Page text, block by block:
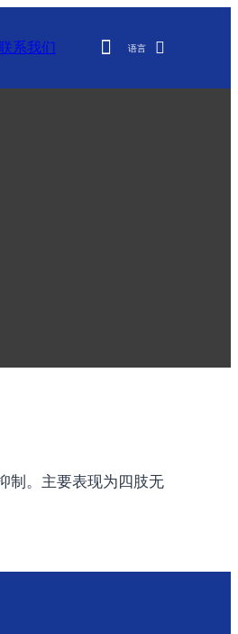
系我们 语言
制。主要表现为四肢无